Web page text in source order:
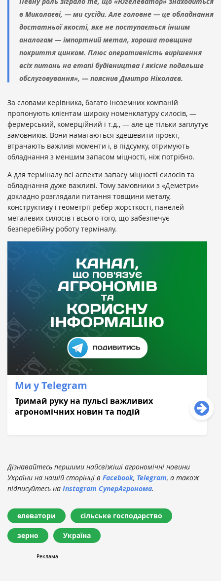
в Миколаєві, — ми сусіди. Але головне — це обладнання
достатньої якості, яке не поступається іншим
аналогам — імпортний метал, хороша товщина
покриття цинком. Плюс оперативність вирішення
всіх питань на етапі будівництва і якісне подальше
обслуговування», — пояснив Дмитро Ніколаєв.
За словами керівника, багато іноземних компаній
пропонують клієнтам широку номенклатуру силосів, —
фермерський, комерційний і т.д., — але це тільки заплутує
замовників. Вони намагаються здешевити проєкт,
втрачають важливі моменти і, в підсумку, отримують
обладнання з меншим запасом міцності, ніж потрібно.
А для терміналу всі аспекти запасу міцності силосів та
обладнання дуже важливі. Тому замовники з «Деметри»
докладно розглядали питання товщини металу,
конструктиву і геометрії ребер жорсткості, панелей
металевих силосів і всього того, що забезпечує
безперебійну роботу терміналу.
Ми у Telegram
Тримай руку на пульсі важливих
агрономічних новин та подій
Дізнавайтесь першими найсвіжіші агрономічні новини
України на нашій сторінці в Facebook, Telegram, а також
підписуйтесь на Instagram СуперАгронома.
елеватори сільське господарство
зерно Україна